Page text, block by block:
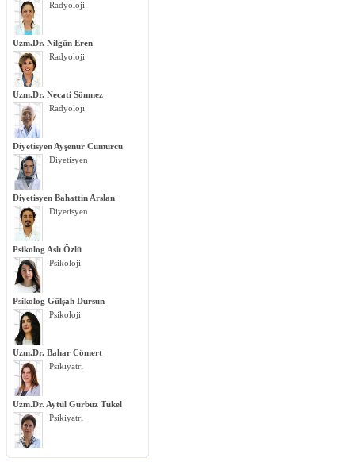
Radyoloji
Uzm.Dr. Nilgün Eren
Radyoloji
Uzm.Dr. Necati Sönmez
Radyoloji
Diyetisyen Ayşenur Cumurcu
Diyetisyen
Diyetisyen Bahattin Arslan
Diyetisyen
Psikolog Aslı Özlü
Psikoloji
Psikolog Gülşah Dursun
Psikoloji
Uzm.Dr. Bahar Cömert
Psikiyatri
Uzm.Dr. Aytül Gürbüz Tükel
Psikiyatri